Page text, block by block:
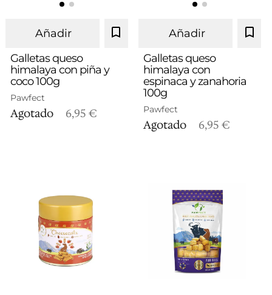
Añadir
Galletas queso
himalaya con piña y
coco 100g
Pawfect
Agotado 6,95 €
Añadir
Galletas queso
himalaya con
espinaca y zanahoria
100g
Pawfect
Agotado 6,95 €